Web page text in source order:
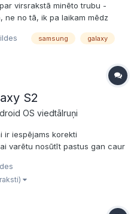
virsrakstā minēto trubu -
ne no tā, ik pa laikam mēdz
runājot, kaut gan citu reizi arī
samsung galaxy
S2
OS viedtālruņi
ir iespējams korekti
varētu nosūtīt pastus gan caur
protams nestrādā, ja tiek
iestatījumos...